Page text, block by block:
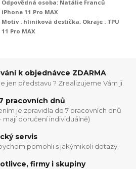
Odpovědná osoba: Natálie Franců
iPhone 11 Pro MAX
Motiv : hliníková destička, Okraje : TPU
11 Pro MAX
k objednávce ZDARMA
jen představu ? Zrealizujeme Vám ji.
pracovních dnů
je zpravidla do 7 pracovních dnů
mají doručení individuálně)
servis
pomohli s jakýmikoli dotazy.
firmy i skupiny